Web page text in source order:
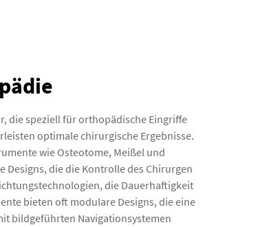
die speziell für orthopädische Eingriffe
optimale chirurgische Ergebnisse.
wie Osteotome, Meißel und
die die Kontrolle des Chirurgen
die Dauerhaftigkeit
bieten oft modulare Designs, die eine
bildgeführten Navigationsystemen